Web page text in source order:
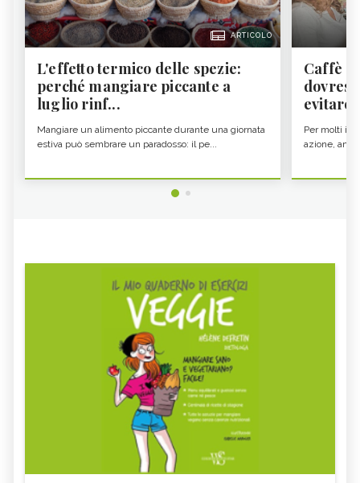
ARTICOLO
L'effetto termico delle spezie:
perché mangiare piccante a
luglio rinf...
Mangiare un alimento piccante durante una giornata
estiva può sembrare un paradosso: il pe...
Caffè
evitare
Per molti il
azione,